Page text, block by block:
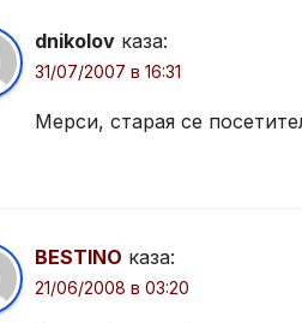
dnikolov каза:
31/07/2007 в 16:31
Мерси, старая се
BESTINO каза:
21/06/2008 в 03:20